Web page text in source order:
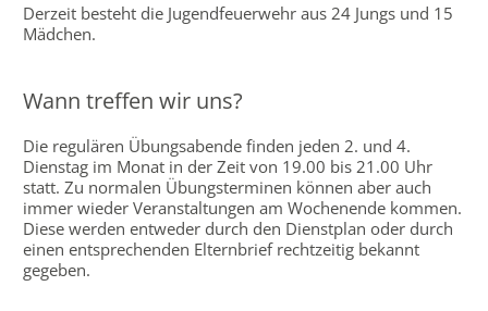
Derzeit besteht die Jugendfeuerwehr aus 24 Jungs und 15
Mädchen.
Wann treffen wir uns?
Die regulären Übungsabende finden jeden 2. und 4.
Dienstag im Monat in der Zeit von 19.00 bis 21.00 Uhr
statt. Zu normalen Übungsterminen können aber auch
immer wieder Veranstaltungen am Wochenende kommen.
Diese werden entweder durch den Dienstplan oder durch
einen entsprechenden Elternbrief rechtzeitig bekannt
gegeben.